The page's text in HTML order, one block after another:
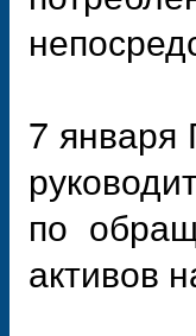
7 января
по
активов